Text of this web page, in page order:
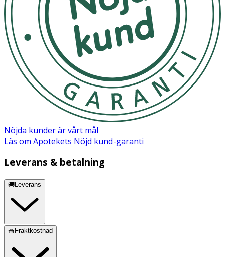
Nöjda kunder är vårt mål
Läs om Apotekets Nöjd kund-garanti
Leverans & betalning
🚚Leverans
🧺Fraktkostnad